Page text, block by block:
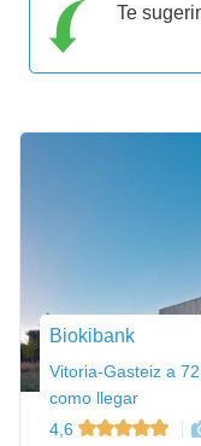
Te
Biokibank
Vitoria-Gasteiz a
como llegar
4,6